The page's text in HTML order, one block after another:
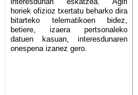
horiek ofizioz txertatu beharko dira
bitarteko telematikoen bidez,
betiere, izaera pertsonaleko
datuen kasuan, interesdunaren
onespena izanez gero.